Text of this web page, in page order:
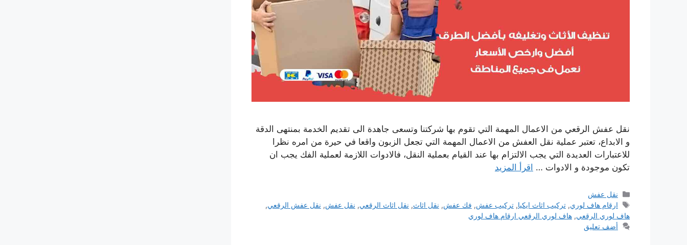
نقل عفش الرقعي من الاعمال المهمة التي تقوم بها شركتنا وتسعى جاهدة الى تقديم الخدمة بمنتهى الدقة
و الابداع، تعتبر عملية نقل العفش من الاعمال المهمة التي تجعل الزبون واقعا في حيرة من امره نظرا
للاعتبارات العديدة التي يجب الالتزام بها عند القيام بعملية النقل، فالادوات اللازمة لعملية الفك يجب ان
تكون موجودة و الادوات … اقرأ المزيد
التصنيفات
نقل عفش
الوسوم
ارقام هاف لوري,تركيب اثاث ايكيا,تركيب عفش, فك عفش, نقل اثاث, نقل اثاث الرقعي, نقل عفش, نقل عفش الرقعي,
هاف لوري الرقعي, هاف لوري الرقعي ارقام هاف لوري
أضف تعليق